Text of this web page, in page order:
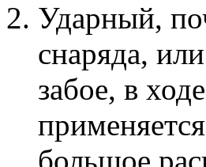
Ударный,
снаряда,
забое, в
большое